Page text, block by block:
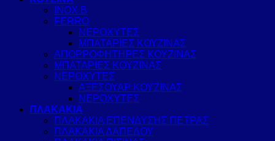
INOX B
FERRO
ΝΕΡΟΧΥΤΕΣ
ΜΠΑΤΑΡΙΕΣ ΚΟΥΖΙΝΑΣ
ΑΠΟΡΡΟΦΗΤΗΡΕΣ ΚΟΥΖΙΝΑΣ
ΜΠΑΤΑΡΙΕΣ ΚΟΥΖΙΝΑΣ
ΝΕΡΟΧΥΤΕΣ
ΑΞΕΣΟΥΑΡ ΚΟΥΖΙΝΑΣ
ΝΕΡΟΧΥΤΕΣ
ΠΛΑΚΑΚΙΑ
ΠΛΑΚΑΚΙΑ ΕΠΕΝΔΥΣΗΣ ΠΕΤΡΑΣ
ΠΛΑΚΑΚΙΑ ΔΑΠΕΔΟΥ